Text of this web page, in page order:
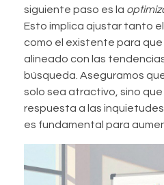
siguiente paso es la
Esto implica ajustar tanto
como el existente para
alineado con las
búsqueda. Aseguramos
solo sea atractivo, sino
respuesta a las inquietudes
es fundamental para